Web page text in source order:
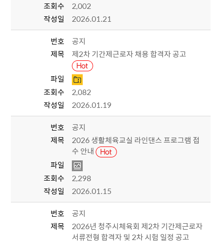
조회수
2,002
작성일
2026.01.21
번호
공지
제목
제2차 기간제근로자 채용 합격자 공고
파일
조회수
2,082
작성일
2026.01.19
번호
공지
제목
2026 생활체육교실 라인댄스 프로그램 접
수 안내
파일
조회수
2,298
작성일
2026.01.15
번호
공지
제목
2026년 청주시체육회 제2차 기간제근로자
서류전형 합격자 및 2차 시험 일정 공고